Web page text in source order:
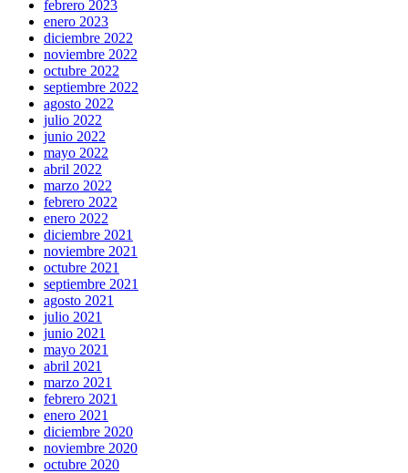
febrero 2023
enero 2023
diciembre 2022
noviembre 2022
octubre 2022
septiembre 2022
agosto 2022
julio 2022
junio 2022
mayo 2022
abril 2022
marzo 2022
febrero 2022
enero 2022
diciembre 2021
noviembre 2021
octubre 2021
septiembre 2021
agosto 2021
julio 2021
junio 2021
mayo 2021
abril 2021
marzo 2021
febrero 2021
enero 2021
diciembre 2020
noviembre 2020
octubre 2020